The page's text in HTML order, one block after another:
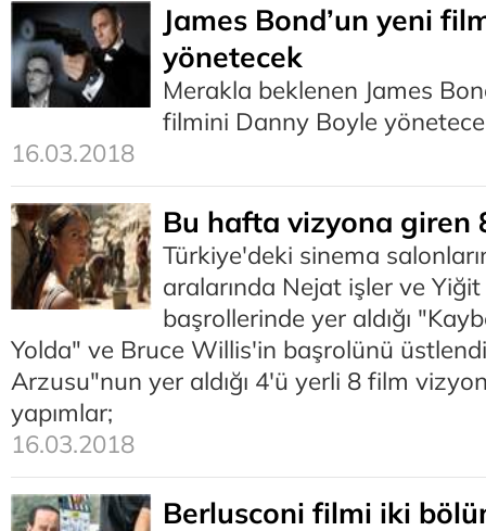
James Bond’un yeni
yönetecek
Merakla beklenen James
filmini Danny Boyle
16.03.2018
Bu hafta vizyona giren
Türkiye'deki sinema
aralarında Nejat işler ve
başrollerinde yer aldığı
Yolda" ve Bruce Willis'in başrolünü
Arzusu"nun yer aldığı 4'ü yerli 8 film
yapımlar;
16.03.2018
Berlusconi filmi iki